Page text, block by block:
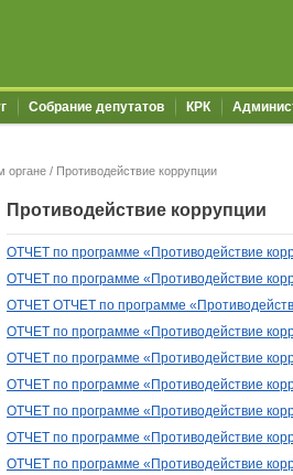
Собрание депутатов КРК
органе / Противодействие коррупции
Противодействие коррупции
ОТЧЕТ по программе «Противодействие
ОТЧЕТ по программе «Противодействие
ОТЧЕТ ОТЧЕТ по программе
ОТЧЕТ по программе «Противодействие
ОТЧЕТ по программе «Противодействие
ОТЧЕТ по программе «Противодействие
ОТЧЕТ по программе «Противодействие
ОТЧЕТ по программе «Противодействие
ОТЧЕТ по программе «Противодействие